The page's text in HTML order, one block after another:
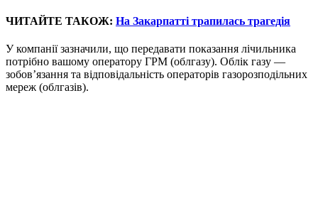
ЧИТАЙТЕ ТАКОЖ: На Закарпатті трапилась трагедія
У компанії зазначили, що передавати показання лічильника
потрібно вашому оператору ГРМ (облгазу). Облік газу —
зобов’язання та відповідальність операторів газорозподільних
мереж (облгазів).